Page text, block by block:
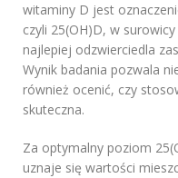
witaminy D jest
czyli 25(OH)D, w
najlepiej odzwierciedla
Wynik badania pozwala
również ocenić, czy
skuteczna.
Za optymalny poziom
uznaje się wartości